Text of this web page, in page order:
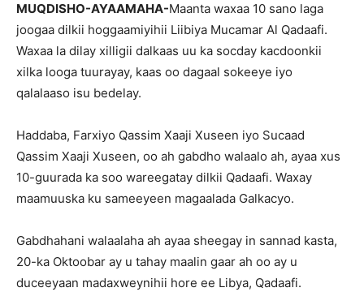
MUQDISHO-AYAAMAHA-Maanta waxaa 10 sano laga
joogaa dilkii hoggaamiyihii Liibiya Mucamar Al Qadaafi.
Waxaa la dilay xilligii dalkaas uu ka socday kacdoonkii
xilka looga tuurayay, kaas oo dagaal sokeeye iyo
qalalaaso isu bedelay.
Haddaba, Farxiyo Qassim Xaaji Xuseen iyo Sucaad
Qassim Xaaji Xuseen, oo ah gabdho walaalo ah, ayaa xus
10-guurada ka soo wareegatay dilkii Qadaafi. Waxay
maamuuska ku sameeyeen magaalada Galkacyo.
Gabdhahani walaalaha ah ayaa sheegay in sannad kasta,
20-ka Oktoobar ay u tahay maalin gaar ah oo ay u
duceeyaan madaxweynihii hore ee Libya, Qadaafi.